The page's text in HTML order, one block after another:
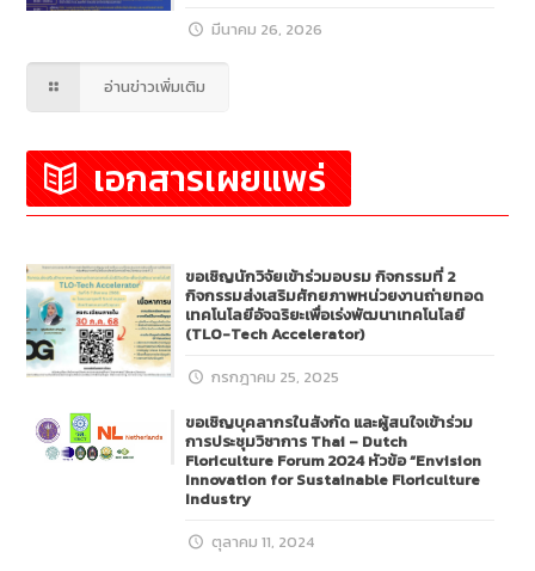
มีนาคม 26, 2026
อ่านข่าวเพิ่มเติม
เอกสารเผยแพร่
ขอเชิญนักวิจัยเข้าร่วมอบรม กิจกรรมที่ 2
กิจกรรมส่งเสริมศักยภาพหน่วยงานถ่ายทอด
เทคโนโลยีอัจฉริยะเพื่อเร่งพัฒนาเทคโนโลยี
(TLO-Tech Accelerator)
กรกฎาคม 25, 2025
ขอเชิญบุคลากรในสังกัด และผู้สนใจเข้าร่วม
การประชุมวิชาการ Thai – Dutch
Floriculture Forum 2024 หัวข้อ “Envision
Innovation for Sustainable Floriculture
Industry
ตุลาคม 11, 2024